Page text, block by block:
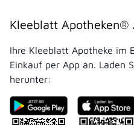
Kleeblatt Apotheken®
Ihre Kleeblatt Apotheke im
Einkauf per App an. Laden
herunter: